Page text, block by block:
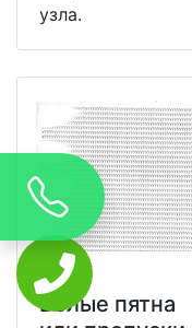
узла.
Белые пятна